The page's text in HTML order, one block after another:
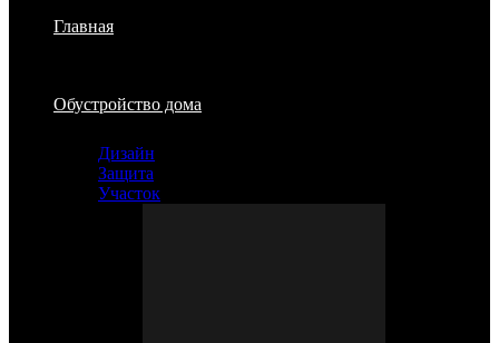
Главная
Обустройство дома
Дизайн
Защита
Участок